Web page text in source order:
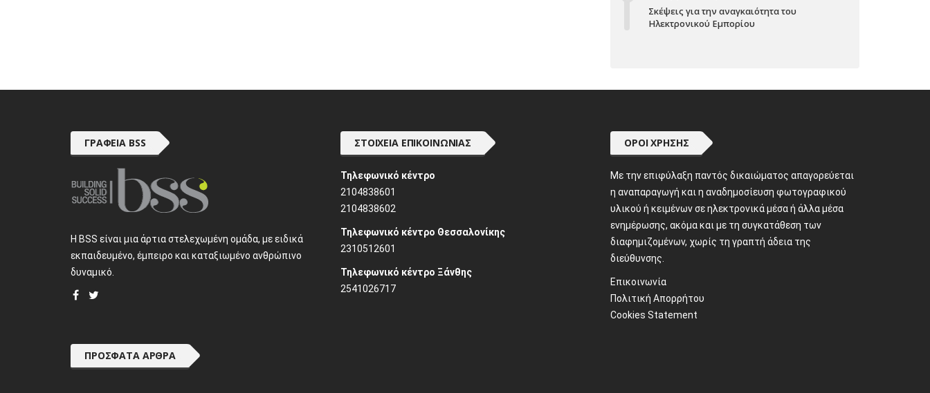
Σκέψεις για την αναγκαιότητα του
Ηλεκτρονικού Εμπορίου
ΓΡΑΦΕΊΑ BSS
H BSS είναι μια άρτια στελεχωμένη ομάδα, με ειδικά
εκπαιδευμένο, έμπειρο και καταξιωμένο ανθρώπινο
δυναμικό.
ΣΤΟΙΧΕΊΑ ΕΠΙΚΟΙΝΩΝΊΑΣ
Τηλεφωνικό κέντρο
2104838601
2104838602
Τηλεφωνικό κέντρο Θεσσαλονίκης
2310512601
Τηλεφωνικό κέντρο Ξάνθης
2541026717
ΌΡΟΙ ΧΡΉΣΗΣ
Mε την επιφύλαξη παντός δικαιώματος απαγορεύεται
η αναπαραγωγή και η αναδημοσίευση φωτογραφικού
υλικού ή κειμένων σε ηλεκτρονικά μέσα ή άλλα μέσα
ενημέρωσης, ακόμα και με τη συγκατάθεση των
διαφημιζομένων, χωρίς τη γραπτή άδεια της
διεύθυνσης.
Επικοινωνία
Πολιτική Απορρήτου
Cookies Statement
ΠΡΌΣΦΑΤΑ ΆΡΘΡΑ